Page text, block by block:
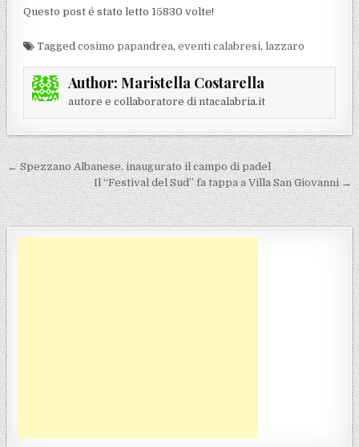
Questo post é stato letto 15830 volte!
Taggedcosimo papandrea,eventi calabresi,lazzaro
Author: Maristella Costarella
autore e collaboratore di ntacalabria.it
Navigazione articoli
← Spezzano Albanese, inaugurato il campo di padel
Il “Festival del Sud” fa tappa a Villa San Giovanni →